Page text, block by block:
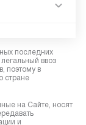
последних
ввоз
поэтому в
стране
на Сайте, носят
и